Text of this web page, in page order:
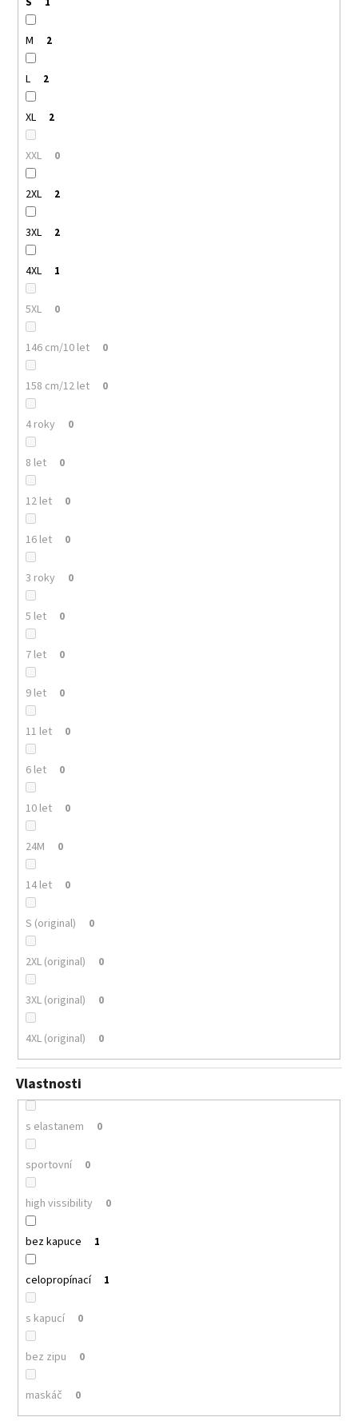
M 2
L 2
XL 2
XXL 0
2XL 2
3XL 2
4XL 1
5XL 0
146 cm/10 let 0
158 cm/12 let 0
4 roky 0
8 let 0
12 let 0
16 let 0
3 roky 0
5 let 0
7 let 0
9 let 0
11 let 0
6 let 0
10 let 0
24M 0
14 let 0
S (original) 0
2XL (original) 0
3XL (original) 0
4XL (original) 0
Vlastnosti
s elastanem 0
sportovní 0
high vissibility 0
bez kapuce 1
celopropínací 1
s kapucí 0
bez zipu 0
maskáč 0